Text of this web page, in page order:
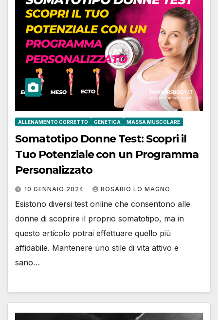
ALLENAMENTO CORRETTO GENETICA MASSA MUSCOLARE
Somatotipo Donne Test: Scopri il
Tuo Potenziale con un Programma
Personalizzato
10 GENNAIO 2024 ROSARIO LO MAGNO
Esistono diversi test online che consentono alle
donne di scoprire il proprio somatotipo, ma in
questo articolo potrai effettuare quello più
affidabile. Mantenere uno stile di vita attivo e
sano…